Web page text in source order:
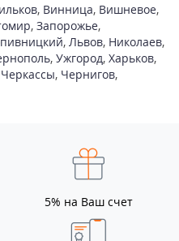
, Винница, Вишневое,
, Запорожье,
, Львов, Николаев,
, Ужгород, Харьков,
Черкассы, Чернигов,
5% на Ваш счет